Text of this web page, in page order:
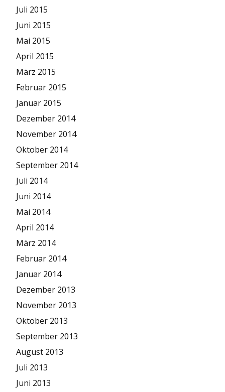
Juli 2015
Juni 2015
Mai 2015
April 2015
März 2015
Februar 2015
Januar 2015
Dezember 2014
November 2014
Oktober 2014
September 2014
Juli 2014
Juni 2014
Mai 2014
April 2014
März 2014
Februar 2014
Januar 2014
Dezember 2013
November 2013
Oktober 2013
September 2013
August 2013
Juli 2013
Juni 2013